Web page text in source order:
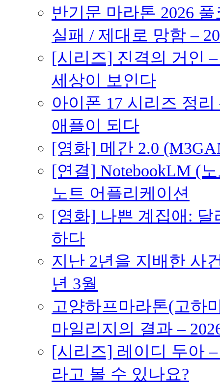
반기문 마라톤 2026
실패 / 제대로 망함 –
[시리즈] 진격의 거인
세상이 보인다
아이폰 17 시리즈 정
애플이 되다
[영화] 메간 2.0
[연결] NotebookLM (
노트 어플리케이션
[영화] 나쁜 계집애:
하다
지난 2년을 지배한 사
년 3월
고양하프마라톤(고하
마일리지의 결과 –
[시리즈] 레이디 두아
라고 볼 수 있나요?